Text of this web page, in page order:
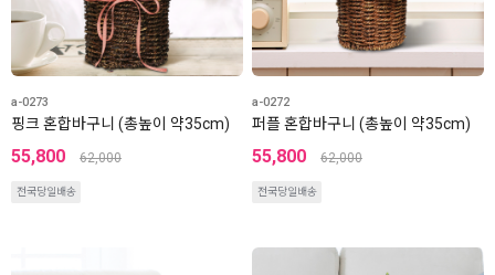
a-0273
핑크 혼합바구니 (총높이 약35cm)
55,800 62,000
전국당일배송
a-0272
퍼플 혼합바구니 (총높이 약35cm)
55,800 62,000
전국당일배송